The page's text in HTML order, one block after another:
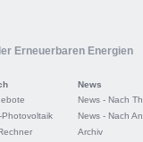
Erneuerbaren Energien
News
News - Nach
News - Nach
Archiv